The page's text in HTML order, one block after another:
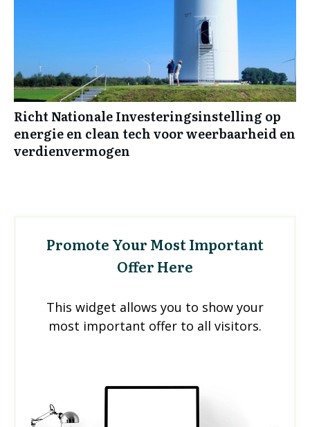
Richt Nationale Investeringsinstelling op
energie en clean tech voor weerbaarheid en
verdienvermogen
Promote Your Most Important
Offer Here
This widget allows you to show your
most important offer to all visitors.